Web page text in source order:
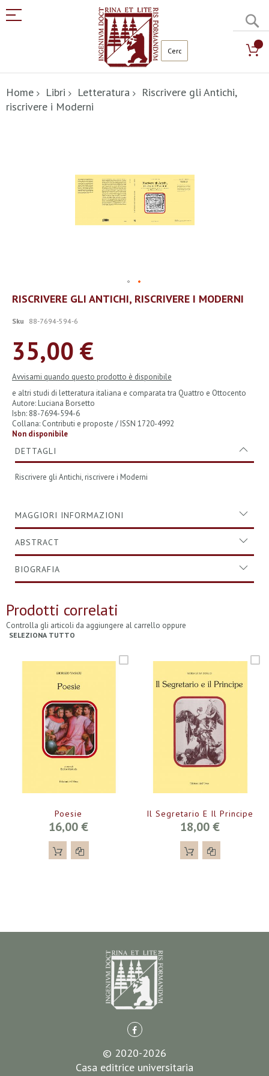
al
contenuto
Home Libri Letteratura
Riscrivere gli Antichi,
riscrivere i Moderni
Vai
all'inizio
galleria
immagini
RISCRIVERE GLI ANTICHI, RISCRIVERE I MODERNI
Sku 88-7694-594-6
35,00 €
Avvisami quando questo prodotto è disponibile
e altri studi di letteratura italiana e comparata tra Quattro e Ottocento
Autore: Luciana Borsetto
Isbn: 88-7694-594-6
Collana: Contributi e proposte / ISSN 1720-4992
Non disponibile
DETTAGLI
Riscrivere gli Antichi, riscrivere i Moderni
MAGGIORI INFORMAZIONI
ABSTRACT
BIOGRAFIA
Prodotti correlati
Controlla gli articoli da aggiungere al carrello oppure
SELEZIONA TUTTO
Poesie
16,00 €
Il Segretario E Il Principe
18,00 €
© 2020-2026
Casa editrice universitaria